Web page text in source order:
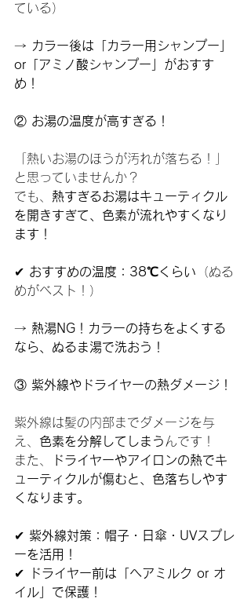
ている）
→ カラー後は「カラー用シャンプー」
or「アミノ酸シャンプー」がおすす
め！
② お湯の温度が高すぎる！
「熱いお湯のほうが汚れが落ちる！」
と思っていませんか？
でも、 熱すぎるお湯はキューティクル
を開きすぎて、色素が流れやすくなり
ます！
✔ おすすめの温度：38℃くらい （ぬる
めがベスト！）
→ 熱湯NG！カラーの持ちをよくする
なら、ぬるま湯で洗おう！
③ 紫外線やドライヤーの熱ダメージ！
紫外線は髪の内部までダメージを与
え、 色素を分解してしまう んです！
また、
ドライヤーやアイロンの熱でキ
ューティクルが傷むと、色落ちしやす
くなります。
✔ 紫外線対策：帽子・日傘・UVスプレ
ーを活用！
✔
ドライヤー前は「ヘアミルク or オ
イル」で保護！